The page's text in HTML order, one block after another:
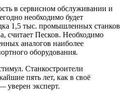
в сервисном обслуживании и
необходимо будет
1,5 тыс. промышленных станков
считает Песков. Необходимо
аналогов наиболее
оборудования.
Станкостроители
пять лет, как в своё
уверен эксперт.